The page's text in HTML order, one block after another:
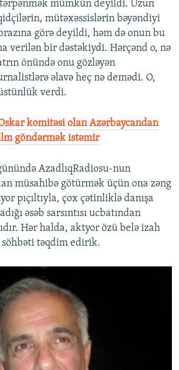
tərpənmək mümkün deyildi. Uzun
mütəxəssislərin bəyəndiyi
görə deyildi, həm də onun bu
verilən bir dəstəkiydi. Hərçənd o, nə
önündə onu gözləyən
əlavə heç nə demədi. O,
verdi.
komitəsi olan Azərbaycandan
göndərmək istəmir
AzadlıqRadiosu-nun
müsahibə götürmək üçün ona zəng
pıçıltıyla, çox çətinliklə danışa
əsəb sarsıntısı ucbatından
Hər halda, aktyor özü belə izah
söhbəti təqdim edirik.